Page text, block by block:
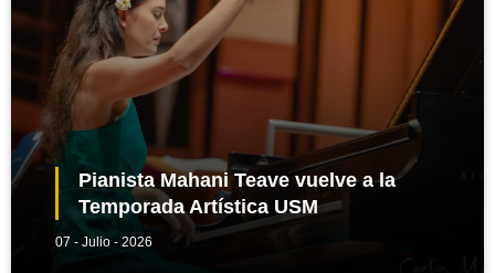
Pianista Mahani Teave vuelve a la
Temporada Artística USM
07 - Julio - 2026